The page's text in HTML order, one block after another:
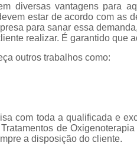
diversas vantagens para
estar de acordo com as
para sanar essa
realizar. É garantido que
outros trabalhos como:
com toda a qualificada e
de
a disposição do cliente.